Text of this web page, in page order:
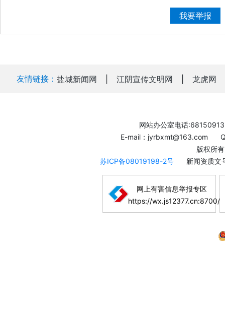
我要举报
友情链接： 盐城新闻网 江阴宣传文明网 龙虎网
网站办公室电话:68150913
E-mail：jyrbxmt@163.com
版权所
苏ICP备08019198-2号
新闻资质
网上有害信息举报专区
https://wx.js12377.cn:8700/